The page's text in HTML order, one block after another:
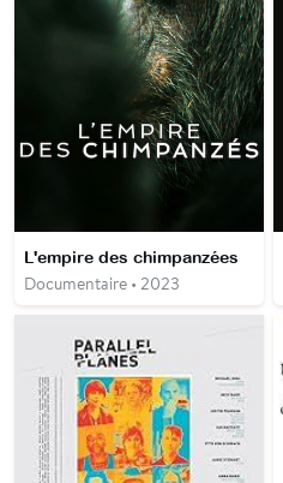
L'empire des chimpanzées
Documentaire • 2023